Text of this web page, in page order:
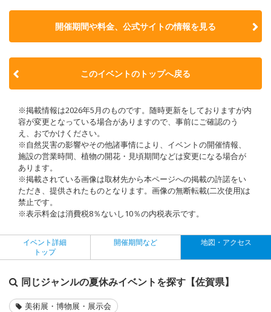
開催期間や料金、公式サイトの情報を見る
このイベントのトップへ戻る
※掲載情報は2026年5月のものです。随時更新をしておりますが内
容が変更となっている場合がありますので、事前にご確認のう
え、おでかけください。
※自然災害の影響やその他諸事情により、イベントの開催情報、
施設の営業時間、植物の開花・見頃期間などは変更になる場合が
あります。
※掲載されている画像は取材先から本ページへの掲載の許諾をい
ただき、提供されたものとなります。画像の無断転載(二次使用)は
禁止です。
※表示料金は消費税8％ないし10％の内税表示です。
イベント詳細
トップ
開催期間など 地図・アクセス
同じジャンルの夏休みイベントを探す【佐賀県】
美術展・博物展・展示会